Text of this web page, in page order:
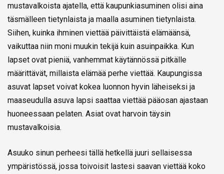
mustavalkoista ajatella, että kaupunkiasuminen olisi aina
täsmälleen tietynlaista ja maalla asuminen tietynlaista.
Siihen, kuinka ihminen viettää päivittäistä elämäänsä,
vaikuttaa niin moni muukin tekijä kuin asuinpaikka. Kun
lapset ovat pieniä, vanhemmat käytännössä pitkälle
määrittävät, millaista elämää perhe viettää. Kaupungissa
asuvat lapset voivat kokea luonnon hyvin läheiseksi ja
maaseudulla asuva lapsi saattaa viettää pääosan ajastaan
huoneessaan pelaten. Asiat ovat harvoin täysin
mustavalkoisia.
Asuuko sinun perheesi tällä hetkellä juuri sellaisessa
ympäristössä, jossa toivoisit lastesi saavan viettää koko